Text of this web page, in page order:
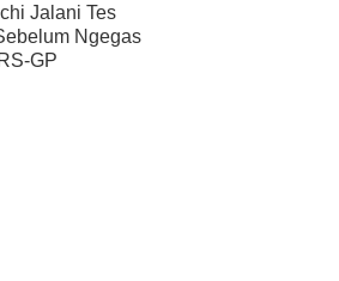
Jalani Tes
Ngegas
GP